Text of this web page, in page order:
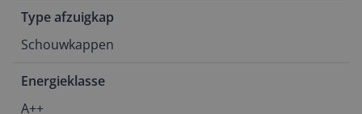
Type afzuigkap
Schouwkappen
Energieklasse
A++